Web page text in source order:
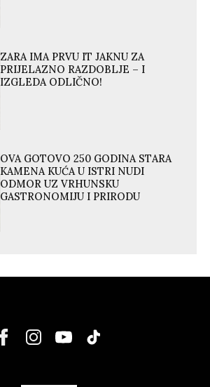
ZARA IMA PRVU IT JAKNU ZA
PRIJELAZNO RAZDOBLJE – I
IZGLEDA ODLIČNO!
OVA GOTOVO 250 GODINA STARA
KAMENA KUĆA U ISTRI NUDI
ODMOR UZ VRHUNSKU
GASTRONOMIJU I PRIRODU